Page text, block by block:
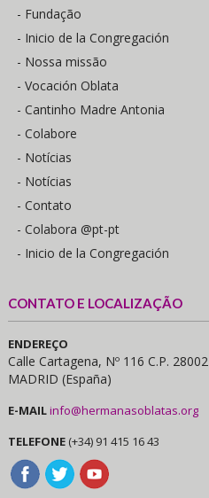
- Fundação
- Inicio de la Congregación
- Nossa missão
- Vocación Oblata
- Cantinho Madre Antonia
- Colabore
- Notícias
- Notícias
- Contato
- Colabora @pt-pt
- Inicio de la Congregación
CONTATO E LOCALIZAÇÃO
ENDEREÇO
Calle Cartagena, Nº 116 C.P. 28002
MADRID (España)
E-MAILinfo@hermanasoblatas.org
TELEFONE (+34) 91 415 16 43